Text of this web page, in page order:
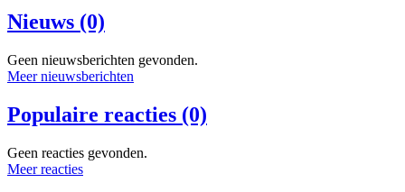
Nieuws (0)
Geen nieuwsberichten gevonden.
Meer nieuwsberichten
Populaire reacties (0)
Geen reacties gevonden.
Meer reacties